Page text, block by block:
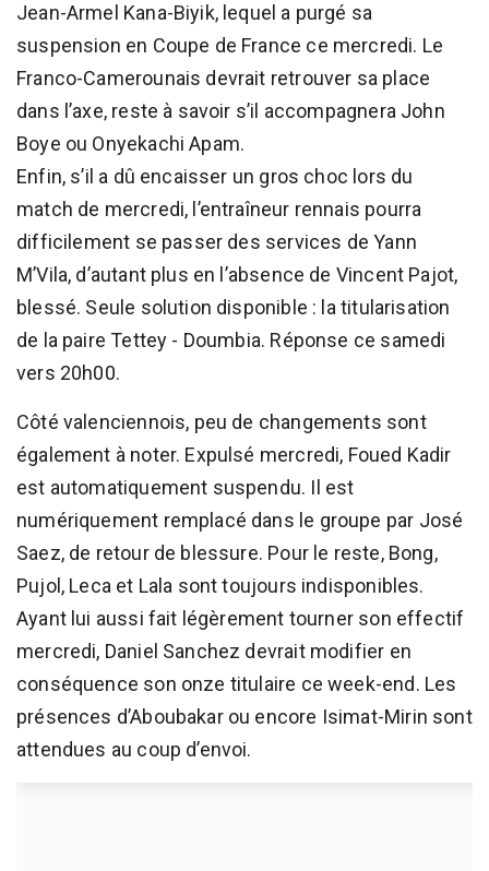
Jean-Armel Kana-Biyik, lequel a purgé sa
suspension en Coupe de France ce mercredi. Le
Franco-Camerounais devrait retrouver sa place
dans l’axe, reste à savoir s’il accompagnera John
Boye ou Onyekachi Apam.
Enfin, s’il a dû encaisser un gros choc lors du
match de mercredi, l’entraîneur rennais pourra
difficilement se passer des services de Yann
M’Vila, d’autant plus en l’absence de Vincent Pajot,
blessé. Seule solution disponible : la titularisation
de la paire Tettey - Doumbia. Réponse ce samedi
vers 20h00.
Côté valenciennois, peu de changements sont
également à noter. Expulsé mercredi, Foued Kadir
est automatiquement suspendu. Il est
numériquement remplacé dans le groupe par José
Saez, de retour de blessure. Pour le reste, Bong,
Pujol, Leca et Lala sont toujours indisponibles.
Ayant lui aussi fait légèrement tourner son effectif
mercredi, Daniel Sanchez devrait modifier en
conséquence son onze titulaire ce week-end. Les
présences d’Aboubakar ou encore Isimat-Mirin sont
attendues au coup d’envoi.